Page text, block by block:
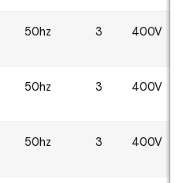
50hz 3 400V
50hz 3 400V
50hz 3 400V